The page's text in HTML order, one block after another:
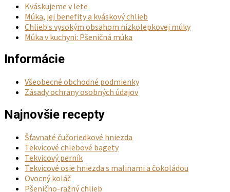
Kváskujeme v lete
Múka, jej benefity a kváskový chlieb
Chlieb s vysokým obsahom nízkolepkovej múky
Múka v kuchyni: Pšeničná múka
Informácie
Všeobecné obchodné podmienky
Zásady ochrany osobných údajov
Najnovšie recepty
Šťavnaté čučoriedkové hniezda
Tekvicové chlebové bagety
Tekvicový perník
Tekvicové osie hniezda s malinami a čokoládou
Ovocný koláč
Pšenično-ražný chlieb